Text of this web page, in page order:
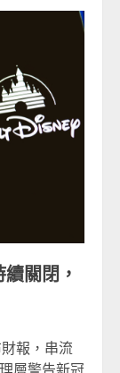
關閉，
報，串流